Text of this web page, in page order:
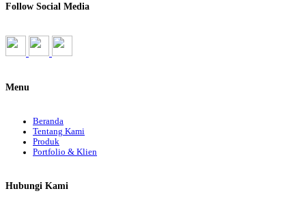
Follow Social Media
Menu
Beranda
Tentang Kami
Produk
Portfolio & Klien
Hubungi Kami